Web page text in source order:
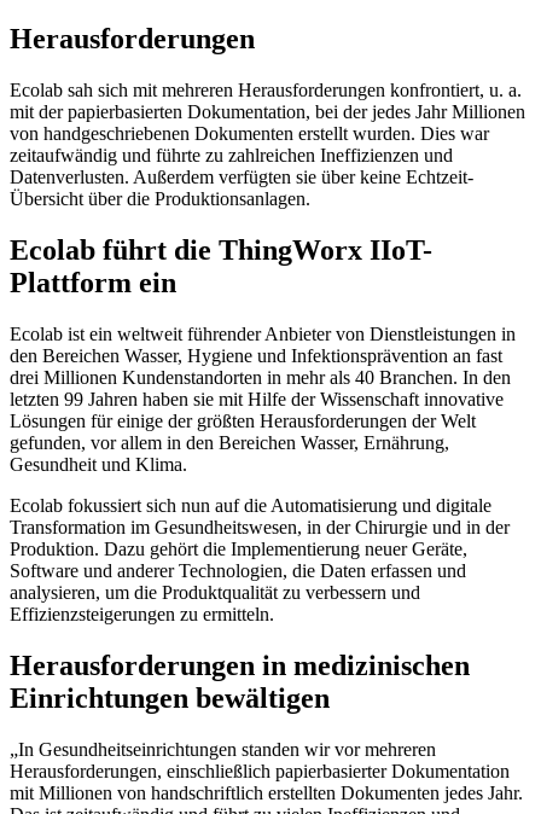
Herausforderungen
Ecolab sah sich mit mehreren Herausforderungen konfrontiert, u. a.
mit der papierbasierten Dokumentation, bei der jedes Jahr Millionen
von handgeschriebenen Dokumenten erstellt wurden. Dies war
zeitaufwändig und führte zu zahlreichen Ineffizienzen und
Datenverlusten. Außerdem verfügten sie über keine Echtzeit-
Übersicht über die Produktionsanlagen.
Ecolab führt die ThingWorx IIoT-
Plattform ein
Ecolab ist ein weltweit führender Anbieter von Dienstleistungen in
den Bereichen Wasser, Hygiene und Infektionsprävention an fast
drei Millionen Kundenstandorten in mehr als 40 Branchen. In den
letzten 99 Jahren haben sie mit Hilfe der Wissenschaft innovative
Lösungen für einige der größten Herausforderungen der Welt
gefunden, vor allem in den Bereichen Wasser, Ernährung,
Gesundheit und Klima.
Ecolab fokussiert sich nun auf die Automatisierung und digitale
Transformation im Gesundheitswesen, in der Chirurgie und in der
Produktion. Dazu gehört die Implementierung neuer Geräte,
Software und anderer Technologien, die Daten erfassen und
analysieren, um die Produktqualität zu verbessern und
Effizienzsteigerungen zu ermitteln.
Herausforderungen in medizinischen
Einrichtungen bewältigen
„In Gesundheitseinrichtungen standen wir vor mehreren
Herausforderungen, einschließlich papierbasierter Dokumentation
mit Millionen von handschriftlich erstellten Dokumenten jedes Jahr.